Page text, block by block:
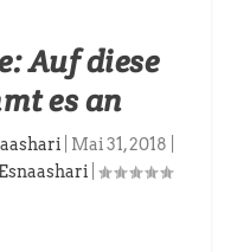
Auf diese
es an
| Mai 31, 2018